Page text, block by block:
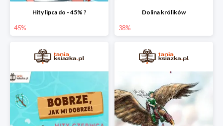
Hity lipca do - 45% ?
45%
Dolina królików
38%